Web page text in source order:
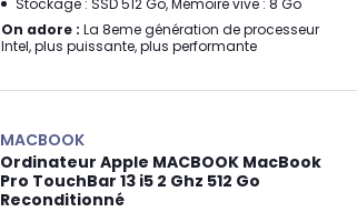
Stockage : SSD 512 Go, Mémoire vive : 8 Go
On adore : La 8eme génération de processeur
Intel, plus puissante, plus performante
MACBOOK
Ordinateur Apple MACBOOK MacBook
Pro TouchBar 13 i5 2 Ghz 512 Go
Reconditionné